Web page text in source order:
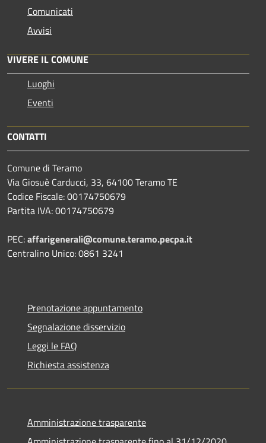
Comunicati
Avvisi
VIVERE IL COMUNE
Luoghi
Eventi
CONTATTI
Comune di Teramo
Via Giosuè Carducci, 33, 64100 Teramo TE
Codice Fiscale: 00174750679
Partita IVA: 00174750679
PEC:affarigenerali@comune.teramo.pecpa.it
Centralino Unico: 0861 3241
Prenotazione appuntamento
Segnalazione disservizio
Leggi le FAQ
Richiesta assistenza
Amministrazione trasparente